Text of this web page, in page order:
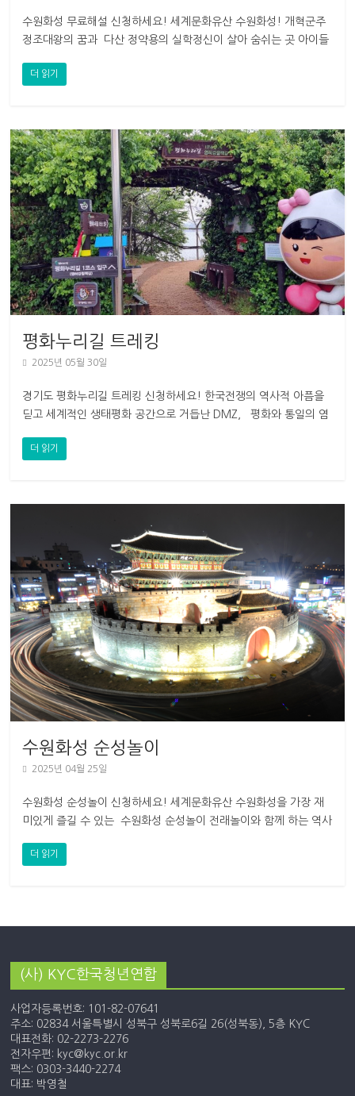
수원화성 무료해설 신청하세요! 세계문화유산 수원화성! 개혁군주
정조대왕의 꿈과 다산 정약용의 실학정신이 살아 숨쉬는 곳 아이들
더 읽기
평화누리길 트레킹
2025년 05월 30일
경기도 평화누리길 트레킹 신청하세요! 한국전쟁의 역사적 아픔을
딛고 세계적인 생태평화 공간으로 거듭난 DMZ, 평화와 통일의 염
더 읽기
수원화성 순성놀이
2025년 04월 25일
수원화성 순성놀이 신청하세요! 세계문화유산 수원화성을 가장 재
미있게 즐길 수 있는 수원화성 순성놀이 전래놀이와 함께 하는 역사
더 읽기
(사) KYC한국청년연합
사업자등록번호: 101-82-07641
주소: 02834 서울특별시 성북구 성북로6길 26(성북동), 5층 KYC
대표전화: 02-2273-2276
전자우편: kyc@kyc.or.kr
팩스: 0303-3440-2274
대표: 박영철